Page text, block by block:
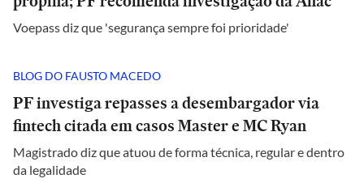
Voepass diz que 'segurança sempre foi prioridade'
BLOG DO FAUSTO MACEDO
PF investiga repasses a desembargador via
fintech citada em casos Master e MC Ryan
Magistrado diz que atuou de forma técnica, regular e dentro
da legalidade